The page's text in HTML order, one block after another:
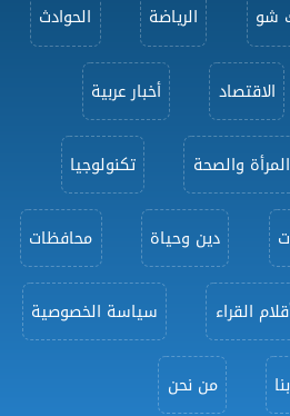
شو الرياضة الحوادث
الاقتصاد أخبار عربية
المرأة والصحة تكنولوجيا
دين وحياة محافظات
القراء سياسة الخصوصية
من نحن